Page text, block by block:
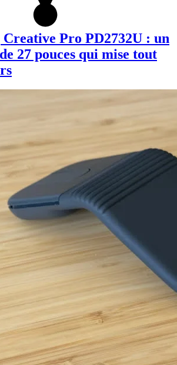
Creative Pro PD2732U : un
27 pouces qui mise tout